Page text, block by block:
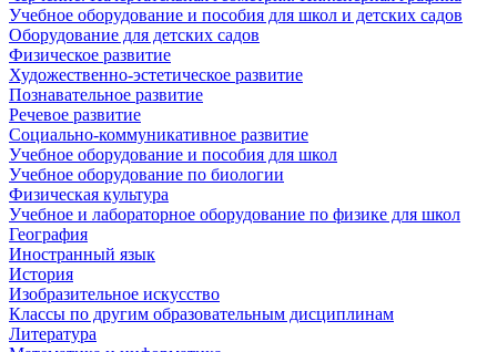
Учебное оборудование и пособия для школ и детских садов
Оборудование для детских садов
Физическое развитие
Художественно-эстетическое развитие
Познавательное развитие
Речевое развитие
Социально-коммуникативное развитие
Учебное оборудование и пособия для школ
Учебное оборудование по биологии
Физическая культура
Учебное и лабораторное оборудование по физике для школ
География
Иностранный язык
История
Изобразительное искусство
Классы по другим образовательным дисциплинам
Литература